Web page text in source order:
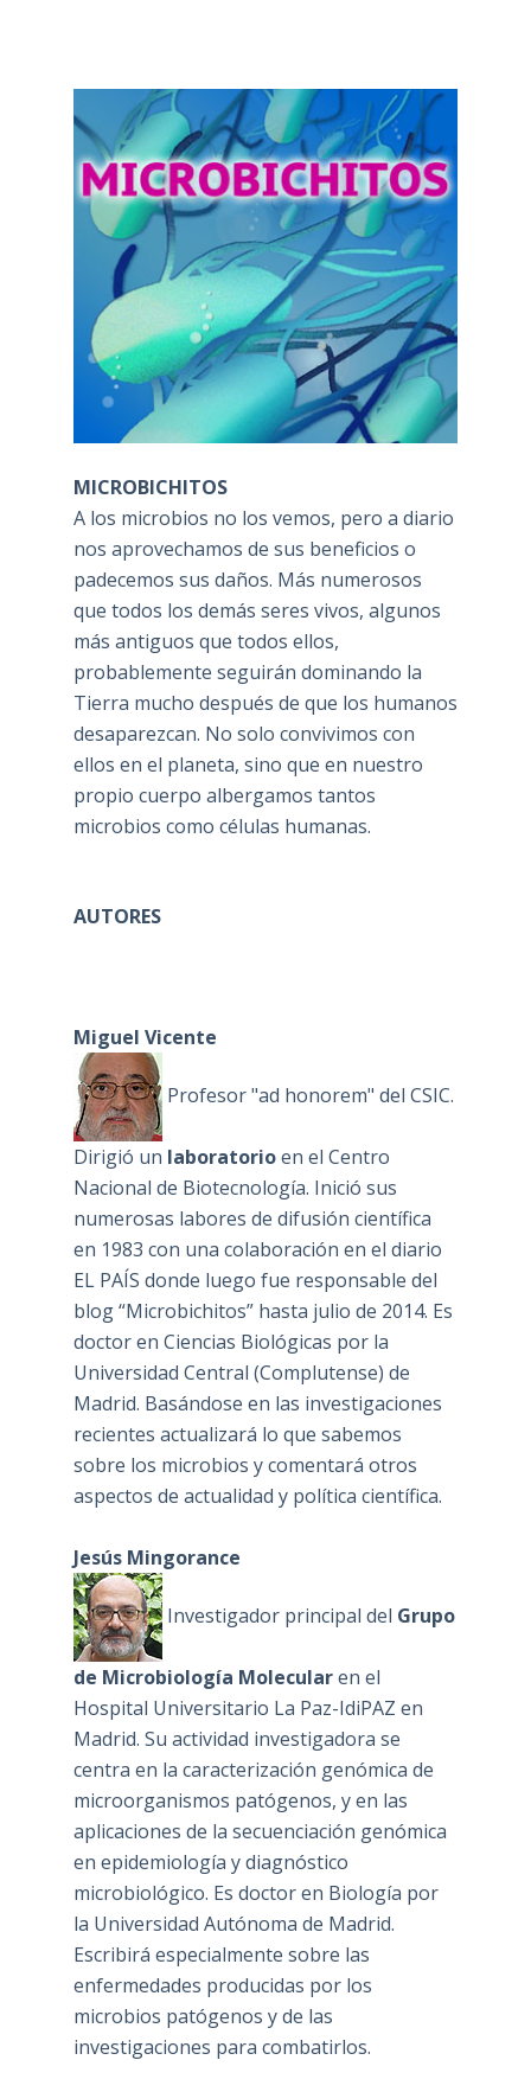
MICROBICHITOS
A los microbios no los vemos, pero a diario
nos aprovechamos de sus beneficios o
padecemos sus daños. Más numerosos
que todos los demás seres vivos, algunos
más antiguos que todos ellos,
probablemente seguirán dominando la
Tierra mucho después de que los humanos
desaparezcan. No solo convivimos con
ellos en el planeta, sino que en nuestro
propio cuerpo albergamos tantos
microbios como células humanas.
AUTORES
Miguel Vicente
Profesor "ad honorem" del CSIC.
Dirigió un laboratorioen el Centro
Nacional de Biotecnología. Inició sus
numerosas labores de difusión científica
en 1983 con una colaboración en el diario
EL PAÍS donde luego fue responsable del
blog “Microbichitos” hasta julio de 2014. Es
doctor en Ciencias Biológicas por la
Universidad Central (Complutense) de
Madrid. Basándose en las investigaciones
recientes actualizará lo que sabemos
sobre los microbios y comentará otros
aspectos de actualidad y política científica.
Jesús Mingorance
Investigador principal del Grupo
de Microbiología Molecularen el
Hospital Universitario La Paz-IdiPAZ en
Madrid. Su actividad investigadora se
centra en la caracterización genómica de
microorganismos patógenos, y en las
aplicaciones de la secuenciación genómica
en epidemiología y diagnóstico
microbiológico. Es doctor en Biología por
la Universidad Autónoma de Madrid.
Escribirá especialmente sobre las
enfermedades producidas por los
microbios patógenos y de las
investigaciones para combatirlos.